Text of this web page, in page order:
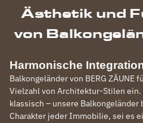
Ästhetik und
von
Harmonische
Balkongeländer von BERG ZÄUNE
Vielzahl von Architektur-Stilen ein.
klassisch – unsere
Charakter jeder Immobilie, sei es